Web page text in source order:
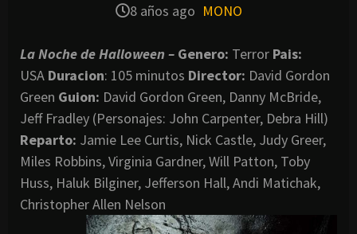
8 años ago MONO
La Noche de Halloween – Genero: Terror Pais:
USA Duracion: 105 minutos Director: David Gordon
Green Guion: David Gordon Green, Danny McBride,
Jeff Fradley (Personajes: John Carpenter, Debra Hill)
Reparto: Jamie Lee Curtis, Nick Castle, Judy Greer,
Miles Robbins, Virginia Gardner, Will Patton, Toby
Huss, Haluk Bilginer, Jefferson Hall, Andi Matichak,
Christopher Allen Nelson